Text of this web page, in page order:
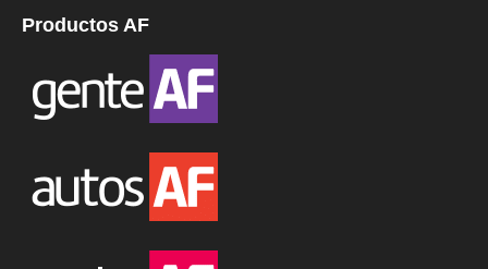
Productos AF